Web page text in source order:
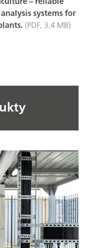
systems for
(PDF, 3,4 MB)